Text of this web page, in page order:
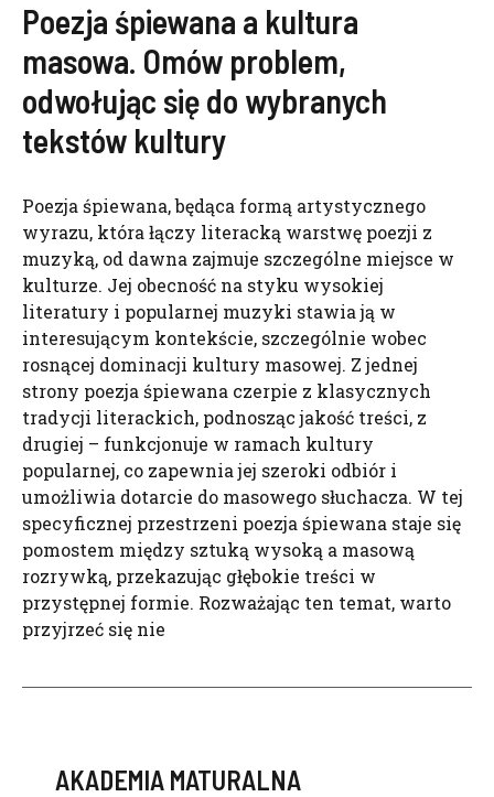
Poezja śpiewana a kultura
masowa. Omów problem,
odwołując się do wybranych
tekstów kultury
Poezja śpiewana, będąca formą artystycznego
wyrazu, która łączy literacką warstwę poezji z
muzyką, od dawna zajmuje szczególne miejsce w
kulturze. Jej obecność na styku wysokiej
literatury i popularnej muzyki stawia ją w
interesującym kontekście, szczególnie wobec
rosnącej dominacji kultury masowej. Z jednej
strony poezja śpiewana czerpie z klasycznych
tradycji literackich, podnosząc jakość treści, z
drugiej – funkcjonuje w ramach kultury
popularnej, co zapewnia jej szeroki odbiór i
umożliwia dotarcie do masowego słuchacza. W tej
specyficznej przestrzeni poezja śpiewana staje się
pomostem między sztuką wysoką a masową
rozrywką, przekazując głębokie treści w
przystępnej formie. Rozważając ten temat, warto
przyjrzeć się nie
AKADEMIA MATURALNA